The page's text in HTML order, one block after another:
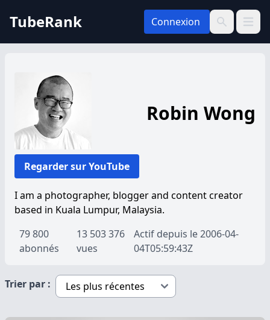
TubeRank Connexion
Recherche
Robin Wong
Regarder sur YouTube
I am a photographer, blogger and content creator
based in Kuala Lumpur, Malaysia.
79 800
abonnés
13 503 376
vues
Actif depuis le 2006-04-
04T05:59:43Z
Trier par :